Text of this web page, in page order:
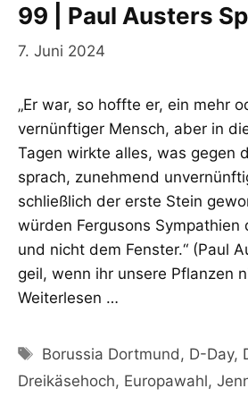
99 | Paul Austers
7. Juni 2024
„Er war, so hoffte er, ein mehr
vernünftiger Mensch, aber in
Tagen wirkte alles, was gegen
sprach, zunehmend
schließlich der erste Stein
würden Fergusons Sympathien
und nicht dem Fenster.“ (Paul
geil, wenn ihr unsere Pflanzen
Weiterlesen …
Schlagwörter
Borussia Dortmund , D-Day,
Dreikäsehoch, Europawahl,